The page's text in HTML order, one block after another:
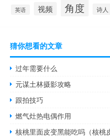
英语 视频 角度 诗人
猜你想看的文章
过年需要什么
元谋土林摄影攻略
跟拍技巧
燃气灶热电偶作用
核桃里面皮变黑能吃吗（核桃